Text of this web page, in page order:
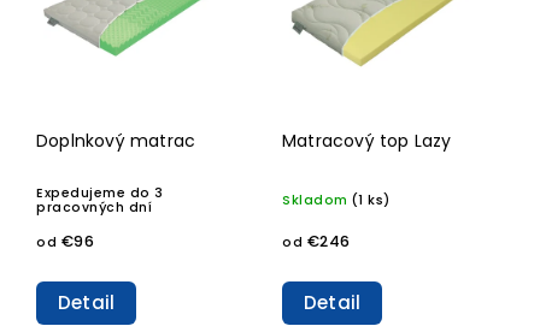
Abecedne
Doplnkový matrac
Expedujeme do 3
pracovných dní
od €96
Detail
Matracový top Lazy
Skladom (1 ks)
od €246
Detail